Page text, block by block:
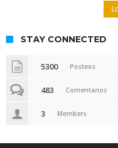
STAY CONNECTED
5300 Posteos
483 Comentarios
3 Members